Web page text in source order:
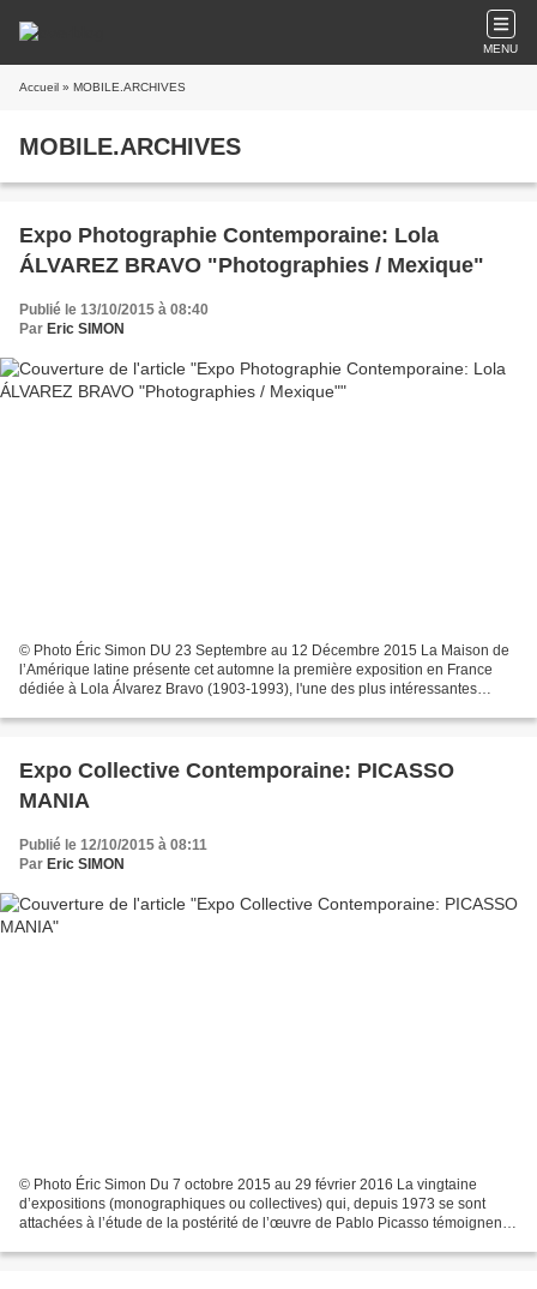
MENU
Accueil » MOBILE.ARCHIVES
MOBILE.ARCHIVES
Expo Photographie Contemporaine: Lola
ÁLVAREZ BRAVO "Photographies / Mexique"
Publié le 13/10/2015 à 08:40
Par Eric SIMON
© Photo Éric Simon DU 23 Septembre au 12 Décembre 2015 La Maison de
l’Amérique latine présente cet automne la première exposition en France
dédiée à Lola Álvarez Bravo (1903-1993), l'une des plus intéressantes
Expo Collective Contemporaine: PICASSO
MANIA
Publié le 12/10/2015 à 08:11
Par Eric SIMON
© Photo Éric Simon Du 7 octobre 2015 au 29 février 2016 La vingtaine
d’expositions (monographiques ou collectives) qui, depuis 1973 se sont
attachées à l’étude de la postérité de l’œuvre de Pablo Picasso témoignent